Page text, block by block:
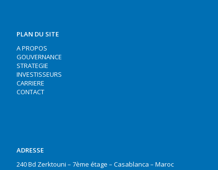
PLAN DU SITE
A PROPOS
GOUVERNANCE
STRATEGIE
INVESTISSEURS
CARRIERE
CONTACT
ADRESSE
240 Bd Zerktouni – 7ème étage – Casablanca – Maroc